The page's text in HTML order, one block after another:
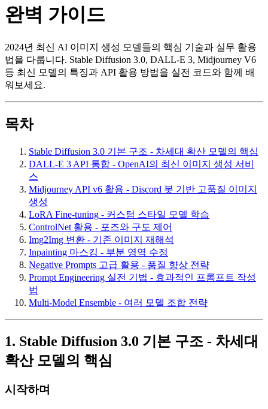
완벽 가이드
2024년 최신 AI 이미지 생성 모델들의 핵심 기술과 실무 활용
법을 다룹니다. Stable Diffusion 3.0, DALL-E 3, Midjourney V6
등 최신 모델의 특징과 API 활용 방법을 실전 코드와 함께 배
워보세요.
목차
Stable Diffusion 3.0 기본 구조 - 차세대 확산 모델의 핵심
DALL-E 3 API 통합 - OpenAI의 최신 이미지 생성 서비
스
Midjourney API v6 활용 - Discord 봇 기반 고품질 이미지
생성
LoRA Fine-tuning - 커스텀 스타일 모델 학습
ControlNet 활용 - 포즈와 구도 제어
Img2Img 변환 - 기존 이미지 재해석
Inpainting 마스킹 - 부분 영역 수정
Negative Prompts 고급 활용 - 품질 향상 전략
Prompt Engineering 실전 기법 - 효과적인 프롬프트 작성
법
Multi-Model Ensemble - 여러 모델 조합 전략
1. Stable Diffusion 3.0 기본 구조 - 차세대
확산 모델의 핵심
시작하며